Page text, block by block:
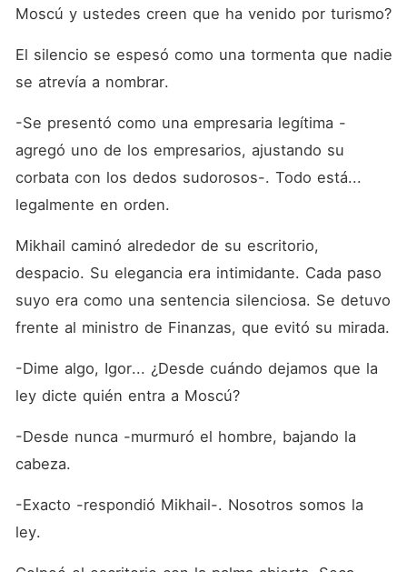
Moscú y ustedes creen que ha venido por turismo?
El silencio se espesó como una tormenta que nadie
se atrevía a nombrar.
-Se presentó como una empresaria legítima -
agregó uno de los empresarios, ajustando su
corbata con los dedos sudorosos-. Todo está...
legalmente en orden.
Mikhail caminó alrededor de su escritorio,
despacio. Su elegancia era intimidante. Cada paso
suyo era como una sentencia silenciosa. Se detuvo
frente al ministro de Finanzas, que evitó su mirada.
-Dime algo, Igor... ¿Desde cuándo dejamos que la
ley dicte quién entra a Moscú?
-Desde nunca -murmuró el hombre, bajando la
cabeza.
-Exacto -respondió Mikhail-. Nosotros somos la
ley.